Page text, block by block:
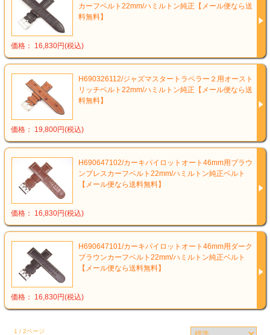
カーフベルト22mm/ハミルトン純正【メール便なら送
料無料】
価格： 16,830円(税込)
H690326112/ジャズマスタートラベラー２用オースト
リッチベルト22mm/ハミルトン純正【メール便なら送
料無料】
価格： 19,800円(税込)
H690647102/カーキパイロットオート46mm用ブラウ
ンプレスカーフベルト22mm/ハミルトン純正ベルト
【メール便なら送料無料】
価格： 16,830円(税込)
H690647101/カーキパイロットオート46mm用ダーク
ブラウンカーフベルト22mm/ハミルトン純正ベルト
【メール便なら送料無料】
価格： 16,830円(税込)
1 / 2ページ